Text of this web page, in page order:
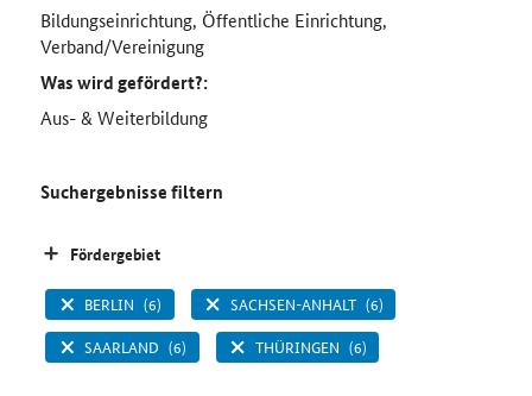
Bildungseinrichtung, Öffentliche Einrichtung,
Verband/Vereinigung
Was wird gefördert?:
Aus- & Weiterbildung
Suchergebnisse filtern
Fördergebiet
BERLIN (6) SACHSEN-ANHALT (6)
SAARLAND (6) THÜRINGEN (6)